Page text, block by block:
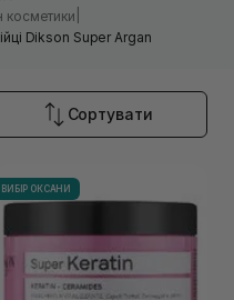
косметики
Dikson Super Argan
Сортувати
ВИБІР ОКСАНИ